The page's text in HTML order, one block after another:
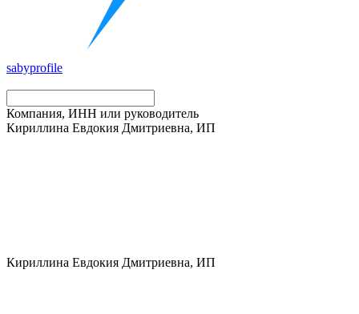
sabyprofile
Компания, ИНН или руководитель
Кириллина Евдокия Дмитриевна, ИП
Кириллина Евдокия Дмитриевна, ИП